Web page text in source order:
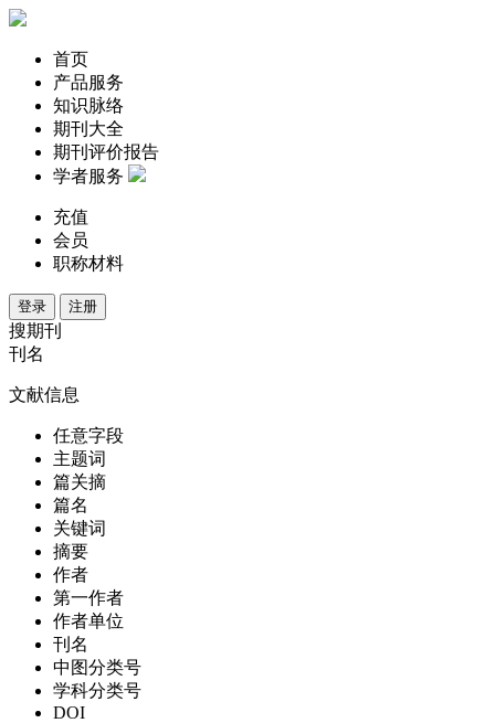
首页
产品服务
知识脉络
期刊大全
期刊评价报告
学者服务
充值
会员
职称材料
登录 注册
搜期刊
刊名
文献信息
任意字段
主题词
篇关摘
篇名
关键词
摘要
作者
第一作者
作者单位
刊名
中图分类号
学科分类号
DOI